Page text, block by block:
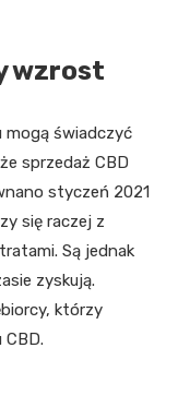
wzrost
mogą świadczyć
sprzedaż CBD
styczeń 2021
się raczej z
Są jednak
zyskują.
którzy